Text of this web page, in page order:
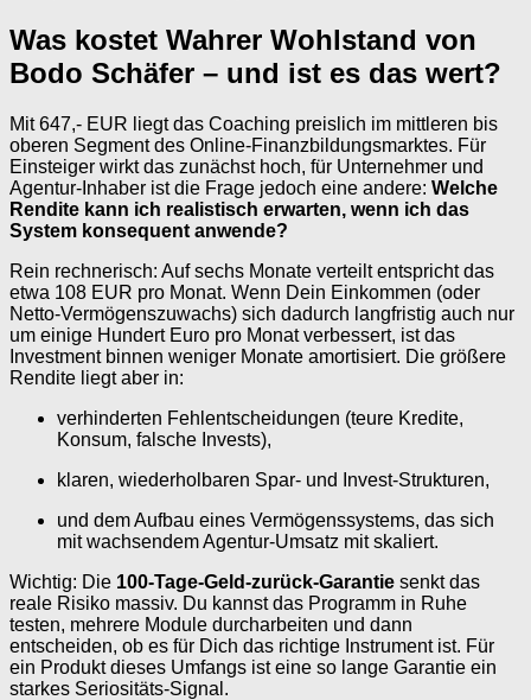
Was kostet Wahrer Wohlstand von
Bodo Schäfer – und ist es das wert?
Mit 647,- EUR liegt das Coaching preislich im mittleren bis
oberen Segment des Online-Finanzbildungsmarktes. Für
Einsteiger wirkt das zunächst hoch, für Unternehmer und
Agentur-Inhaber ist die Frage jedoch eine andere: Welche
Rendite kann ich realistisch erwarten, wenn ich das
System konsequent anwende?
Rein rechnerisch: Auf sechs Monate verteilt entspricht das
etwa 108 EUR pro Monat. Wenn Dein Einkommen (oder
Netto-Vermögenszuwachs) sich dadurch langfristig auch nur
um einige Hundert Euro pro Monat verbessert, ist das
Investment binnen weniger Monate amortisiert. Die größere
Rendite liegt aber in:
verhinderten Fehlentscheidungen (teure Kredite,
Konsum, falsche Invests),
klaren, wiederholbaren Spar- und Invest-Strukturen,
und dem Aufbau eines Vermögenssystems, das sich
mit wachsendem Agentur-Umsatz mit skaliert.
Wichtig: Die 100-Tage-Geld-zurück-Garantie senkt das
reale Risiko massiv. Du kannst das Programm in Ruhe
testen, mehrere Module durcharbeiten und dann
entscheiden, ob es für Dich das richtige Instrument ist. Für
ein Produkt dieses Umfangs ist eine so lange Garantie ein
starkes Seriositäts-Signal.